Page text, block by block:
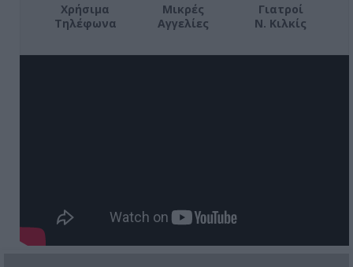
Χρήσιμα
Τηλέφωνα
Μικρές
Αγγελίες
Γιατροί
Ν. Κιλκίς